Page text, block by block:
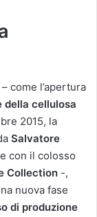
come l’apertura
della cellulosa
2015, la
Salvatore
con il colosso
Collection -,
nuova fase
di produzione